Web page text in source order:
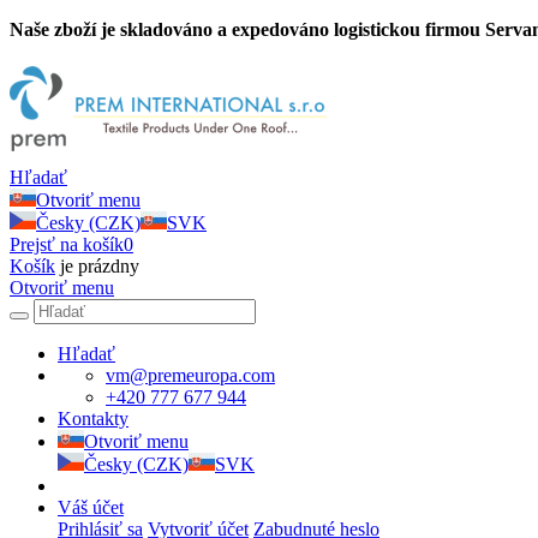
Naše zboží je skladováno a expedováno logistickou firmou
Hľadať
Otvoriť menu
Česky (CZK)
SVK
Prejsť na košík0
Košík je prázdny
Otvoriť menu
Hľadať
vm@premeuropa.com
+420 777 677 944
Kontakty
Otvoriť menu
Česky (CZK)
SVK
Váš účet
Prihlásiť sa Vytvoriť účet Zabudnuté heslo